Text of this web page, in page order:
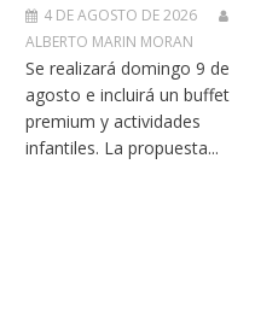
4 DE AGOSTO DE 2026
ALBERTO MARIN MORAN
Se realizará domingo 9 de
agosto e incluirá un buffet
premium y actividades
infantiles. La propuesta...